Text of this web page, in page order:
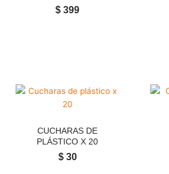
$ 399
CUCHARAS DE
PLÁSTICO X 20
$30